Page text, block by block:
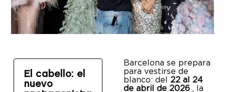
El cabello: el
nuevo
Barcelona se prepara
para vestirse de
blanco: del 22 al 24
de abril de 2026 , la